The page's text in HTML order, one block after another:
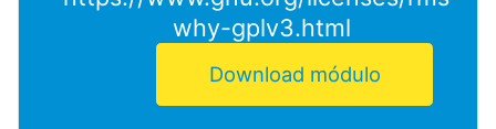
why-gplv3.html
Download módulo